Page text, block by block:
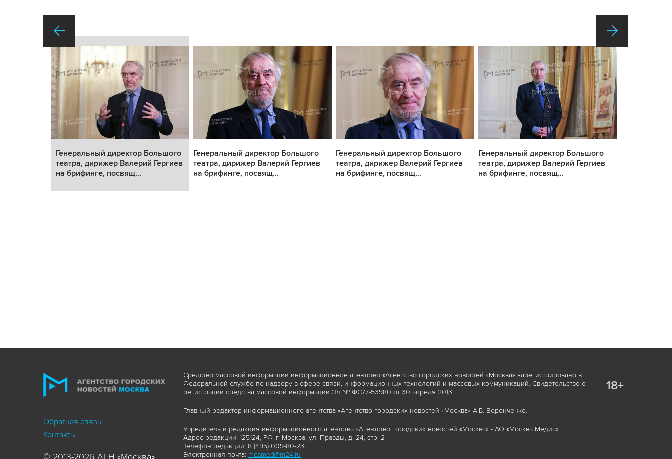
Генеральный директор Большого
театра, дирижер Валерий Гергиев
на брифинге, посвящ...
Генеральный директор Большого
театра, дирижер Валерий Гергиев
на брифинге, посвящ...
Генеральный директор Большого
театра, дирижер Валерий Гергиев
на брифинге, посвящ...
Генеральный директор Большого
театра, дирижер Валерий Гергиев
на брифинге, посвящ...
Обратная связь
Контакты
© 2013-2026 АГН «Москва»
Средство массовой информации информационное агентство «Агентство городских новостей «Москва» зарегистрировано в
Федеральной службе по надзору в сфере связи, информационных технологий и массовых коммуникаций. Свидетельство о
регистрации средства массовой информации Эл № ФС77-53980 от 30 апреля 2013 г.
Главный редактор информационного агентства «Агентство городских новостей «Москва» А.Б. Воронченко.
Учредитель и редакция информационного агентства «Агентство городских новостей «Москва» - АО «Москва Медиа».
Адрес редакции: 125124, РФ, г. Москва, ул. Правды, д. 24, стр. 2
Телефон редакции: 8 (495) 009-80-23
Электронная почта: mosmed@m24.ru
18+